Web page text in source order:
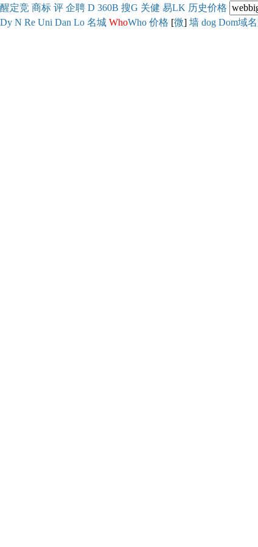
醒定竞 商标 评 企聘 D 360B 搜G 关健 易LK 历史价格
Dy N Re Uni Dan Lo 名城 WhoWho 价格 [微] 墙 dog Dom域名